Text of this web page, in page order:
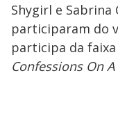
Shygirl e
participaram do
participa da faixa
Confessions On